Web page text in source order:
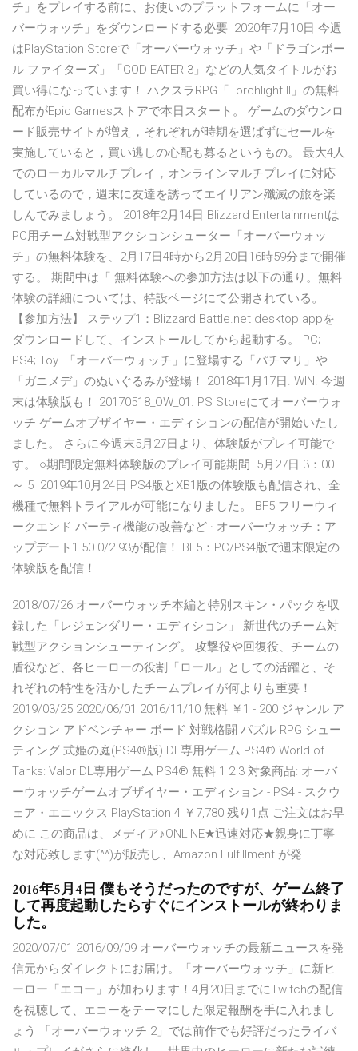
チ」をプレイする前に、お使いのプラットフォームに「オー
バーウォッチ」をダウンロードする必要 2020年7月10日 今週
はPlayStation Storeで「オーバーウォッチ」や「ドラゴンボー
ル ファイターズ」「GOD EATER 3」などの人気タイトルがお
買い得になっています！ ハクスラRPG「Torchlight II」の無料
配布がEpic Gamesストアで本日スタート。 ゲームのダウンロ
ード販売サイトが増え，それぞれが時期を選ばずにセールを
実施していると，買い逃しの心配も募るというもの。 最大4人
でのローカルマルチプレイ，オンラインマルチプレイに対応
しているので，週末に友達を誘ってエイリアン殲滅の旅を楽
しんでみましょう。 2018年2月14日 Blizzard Entertainmentは
PC用チーム対戦型アクションシューター「オーバーウォッ
チ」の無料体験を、2月17日4時から2月20日16時59分まで開催
する。 期間中は「 無料体験への参加方法は以下の通り。無料
体験の詳細については、特設ページにて公開されている。
【参加方法】 ステップ1：Blizzard Battle.net desktop appを
ダウンロードして、インストールしてから起動する。 PC;
PS4; Toy. 「オーバーウォッチ」に登場する「パチマリ」や
「ガニメデ」のぬいぐるみが登場！ 2018年1月17日. WIN. 今週
末は体験版も！ 20170518_OW_01. PS Storeにてオーバーウォ
ッチ ゲームオブザイヤー・エディションの配信が開始いたし
ました。 さらに今週末5月27日より、体験版がプレイ可能で
す。 ○期間限定無料体験版のプレイ可能期間. 5月27日 3：00
～ 5 2019年10月24日 PS4版とXB1版の体験版も配信され、全
機種で無料トライアルが可能になりました。 BF5 フリーウィ
ークエンド パーティ機能の改善など · オーバーウォッチ：ア
ップデート1.50.0/2.93が配信！ BF5：PC/PS4版で週末限定の
体験版を配信！
2018/07/26 オーバーウォッチ本編と特別スキン・パックを収
録した「レジェンダリー・エディション」 新世代のチーム対
戦型アクションシューティング。 攻撃役や回復役、チームの
盾役など、各ヒーローの役割「ロール」としての活躍と、そ
れぞれの特性を活かしたチームプレイが何よりも重要！
2019/03/25 2020/06/01 2016/11/10 無料 ￥1 - 200 ジャンル ア
クション アドベンチャー ボード 対戦格闘 パズル RPG シュー
ティング 式姫の庭(PS4®版) DL専用ゲーム PS4® World of
Tanks: Valor DL専用ゲーム PS4® 無料 1 2 3 対象商品: オーバ
ーウォッチゲームオブザイヤー・エディション - PS4 - スクウ
ェア・エニックス PlayStation 4 ￥7,780 残り1点 ご注文はお早
めに この商品は、メディア♪ONLINE★迅速対応★親身に丁寧
な対応致します(^^)が販売し、Amazon Fulfillment が発 …
2016年5月4日 僕もそうだったのですが、ゲーム終了
して再度起動したらすぐにインストールが終わりま
した。
2020/07/01 2016/09/09 オーバーウォッチの最新ニュースを発
信元からダイレクトにお届け。「オーバーウォッチ」に新ヒ
ーロー「エコー」が加わります！4月20日までにTwitchの配信
を視聴して、エコーをテーマにした限定報酬を手に入れまし
ょう 「オーバーウォッチ 2」では前作でも好評だったライバ